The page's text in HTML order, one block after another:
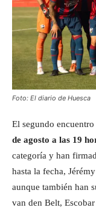
Foto: El diario de Huesca
El segundo encuentro
de agosto a las 19
categoría y han
hasta la fecha,
aunque también han
van den Belt,